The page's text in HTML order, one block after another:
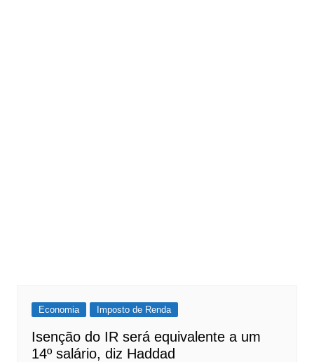
Economia Imposto de Renda
Isenção do IR será equivalente a um
14º salário, diz Haddad